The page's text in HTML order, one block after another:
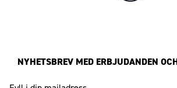
NYHETSBREV MED ERBJUDANDEN